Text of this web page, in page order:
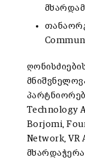
Technology
Borjomi,
Network, VR